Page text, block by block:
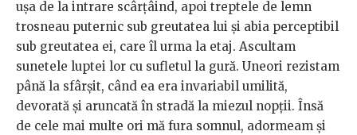
ușa de la intrare scârțâind, apoi treptele de lemn
trosneau puternic sub greutatea lui și abia perceptibil
sub greutatea ei, care îl urma la etaj. Ascultam
sunetele luptei lor cu sufletul la gură. Uneori rezistam
până la sfârșit, când ea era invariabil umilită,
devorată și aruncată în stradă la miezul nopții. Însă
de cele mai multe ori mă fura somnul, adormeam și